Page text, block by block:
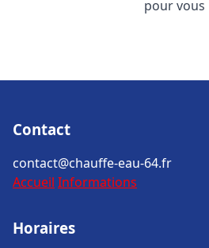
pour vous
Contact
contact@chauffe-eau-64.fr
Accueil Informations
Horaires